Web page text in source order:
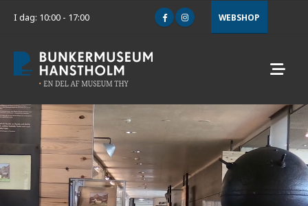
I dag: 10:00 - 17:00 WEBSHOP